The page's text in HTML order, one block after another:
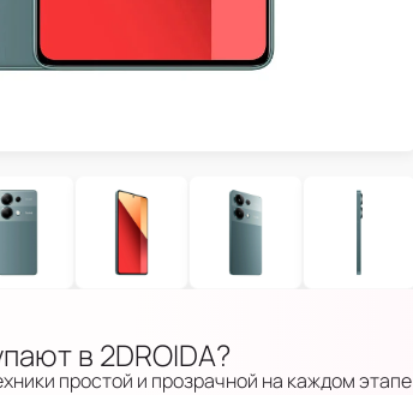
в 2DROIDA?
простой и прозрачной на каждом этапе